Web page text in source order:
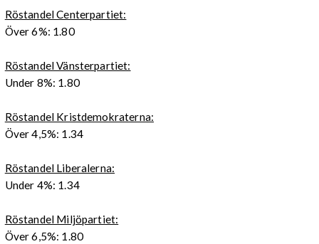
Röstandel Centerpartiet:
Över 6%: 1.80
Röstandel Vänsterpartiet:
Under 8%: 1.80
Röstandel Kristdemokraterna:
Över 4,5%: 1.34
Röstandel Liberalerna:
Under 4%: 1.34
Röstandel Miljöpartiet:
Över 6,5%: 1.80